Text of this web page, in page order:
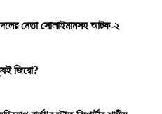
দলের নেতা সোলাইমানসহ আটক-২
জিরো?